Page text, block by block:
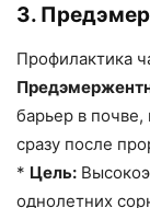
3.
Профилактика
барьер в почве,
сразу после
* Цель:
однолетних